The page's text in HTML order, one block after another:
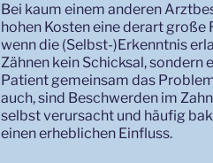
Bei kaum einem anderen
hohen Kosten eine derart große
wenn die (Selbst-)Erkenntnis
Zähnen kein Schicksal, sondern
Patient gemeinsam das
auch, sind Beschwerden im
selbst verursacht und häufig
einen erheblichen Einfluss.